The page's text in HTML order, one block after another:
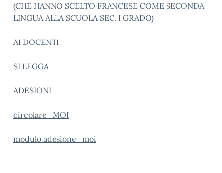
(CHE HANNO SCELTO FRANCESE COME SECONDA
LINGUA ALLA SCUOLA SEC. I GRADO)
AI DOCENTI
SI LEGGA
ADESIONI
circolare_MOI
modulo adesione_moi